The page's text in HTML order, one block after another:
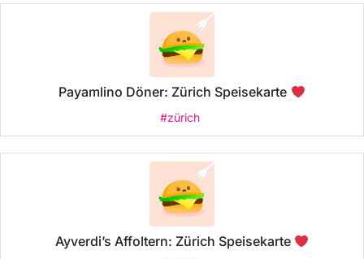
Payamlino Döner: Zürich Speisekarte
#zürich
Ayverdi’s Affoltern: Zürich Speisekarte